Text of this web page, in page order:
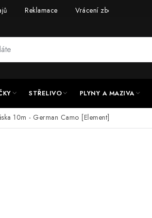
Reklamace Vrácení zboží
STŘELIVO PLYNY A MAZIVA
10m - German Camo [Element]